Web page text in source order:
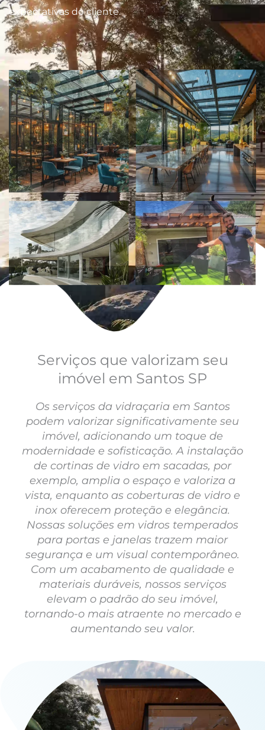
expectativas do cliente.
Serviços que valorizam seu
imóvel em Santos SP
Os serviços da vidraçaria em Santos
podem valorizar significativamente seu
imóvel, adicionando um toque de
modernidade e sofisticação. A instalação
de cortinas de vidro em sacadas, por
exemplo, amplia o espaço e valoriza a
vista, enquanto as coberturas de vidro e
inox oferecem proteção e elegância.
Nossas soluções em vidros temperados
para portas e janelas trazem maior
segurança e um visual contemporâneo.
Com um acabamento de qualidade e
materiais duráveis, nossos serviços
elevam o padrão do seu imóvel,
tornando-o mais atraente no mercado e
aumentando seu valor.